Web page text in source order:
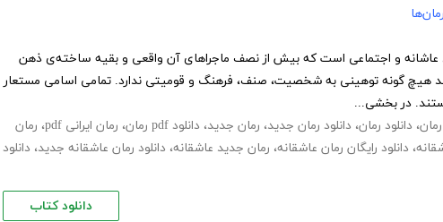
و اجتماعی است که بیش از نصف ماجراهای آن واقعی و بقیه ساخته‌ی ذهن
هیچ گونه توهینی به شخصیت، صنف، فرهنگ و قومیتی ندارد. تمامی اسامی مستعار
در بخشی...
رمان، دانلود رمان، دانلود رمان جدید، رمان جدید، دانلود pdf رمان ، رمان ایرانی pdf ، رمان
، دانلود رایگان رمان عاشقانه، رمان جدید عاشقانه، دانلود رمان عاشقانه جدید، دانلود
دانلود کتاب